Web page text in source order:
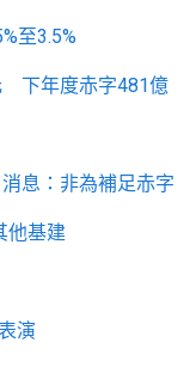
至3.5%
下年度赤字481億
息：非為補足赤字
他基建
演